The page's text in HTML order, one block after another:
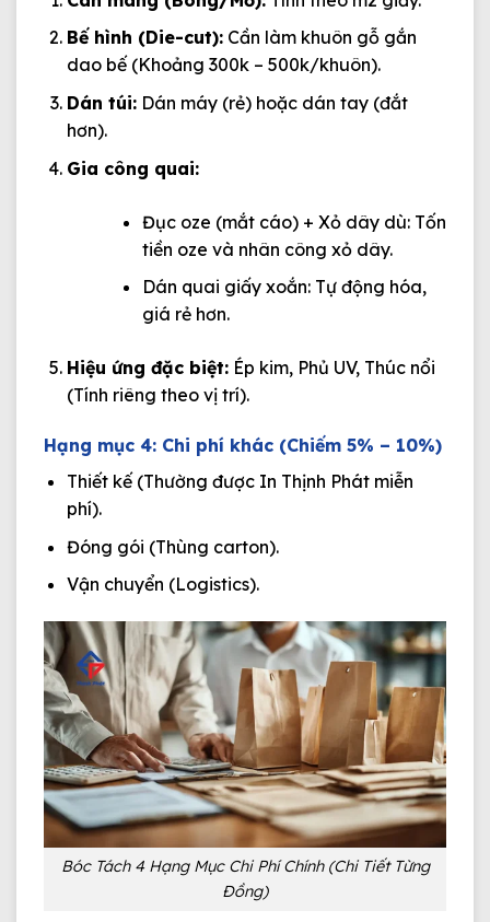
Bế hình (Die-cut):Cần làm khuôn gỗ gắn
dao bế (Khoảng 300k – 500k/khuôn).
Dán túi:Dán máy (rẻ) hoặc dán tay (đắt
hơn).
Gia công quai:
Đục oze (mắt cáo) + Xỏ dây dù: Tốn
tiền oze và nhân công xỏ dây.
Dán quai giấy xoắn: Tự động hóa,
giá rẻ hơn.
Hiệu ứng đặc biệt:Ép kim, Phủ UV, Thúc nổi
(Tính riêng theo vị trí).
Hạng mục 4: Chi phí khác (Chiếm 5% – 10%)
Thiết kế (Thường được In Thịnh Phát miễn
phí).
Đóng gói (Thùng carton).
Vận chuyển (Logistics).
Bóc Tách 4 Hạng Mục Chi Phí Chính (Chi Tiết Từng
Đồng)